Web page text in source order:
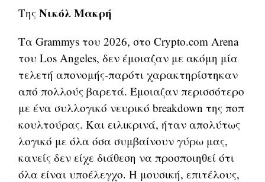
ΤηςΝικόλ Μακρή
Τα Grammys του 2026, στο Crypto.com Arena
του Los Angeles, δεν έμοιαζαν με ακόμη μία
τελετή απονομής-παρότι χαρακτηρίστηκαν
από πολλούς βαρετά. Έμοιαζαν περισσότερο
με ένα συλλογικό νευρικό breakdown της ποπ
κουλτούρας. Και ειλικρινά, ήταν απολύτως
λογικό με όλα όσα συμβαίνουν γύρω μας,
κανείς δεν είχε διάθεση να προσποιηθεί ότι
όλα είναι υποέλεγχο. Η μουσική, επιτέλους,